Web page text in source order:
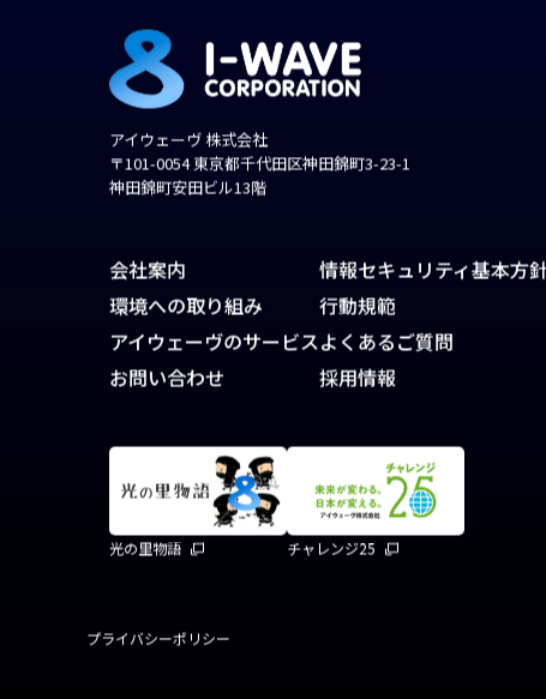
アイウェーヴ 株式会社
〒101-0054 東京都千代田区神田錦町3-23-1
神田錦町安田ビル13階
会社案内
環境への取り組み
アイウェーヴのサービス
お問い合わせ
情報セキュリティ基本方針
行動規範
よくあるご質問
採用情報
光の里物語 チャレンジ25
プライバシーポリシー